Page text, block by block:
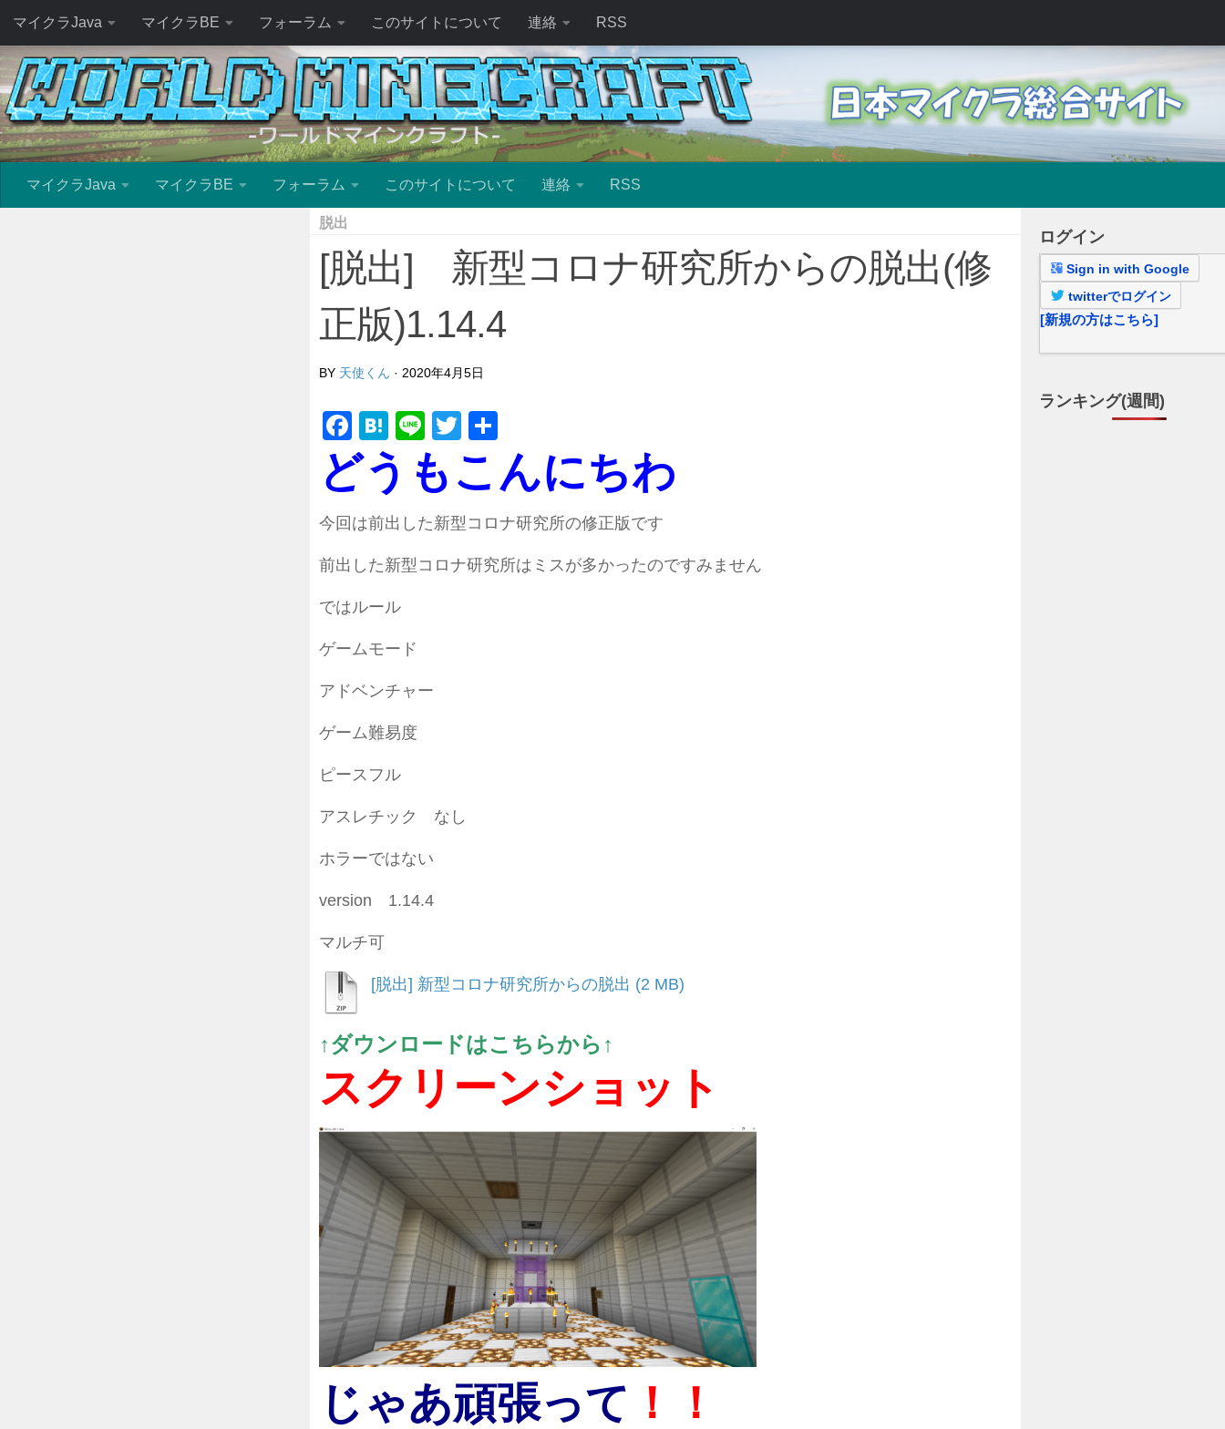
マイクラJava マイクラBE フォーラム このサイトについて 連絡 RSS
マイクラJava マイクラBE フォーラム このサイトについて 連絡 RSS
脱出
[脱出] 新型コロナ研究所からの脱出(修
正版)1.14.4
BY 天使くん · 2020年4月5日
Facebook
Hatena
LineTwitter
有
どうもこんにちわ
今回は前出した新型コロナ研究所の修正版です
前出した新型コロナ研究所はミスが多かったのですみません
ではルール
ゲームモード
アドベンチャー
ゲーム難易度
ピースフル
アスレチック なし
ホラーではない
version 1.14.4
マルチ可
[脱出] 新型コロナ研究所からの脱出
↑ダウンロードはこちらから↑
スクリーンショット
じゃあ頑張って ！！
ログイン
Sign in with Google
twitterでログイン
[新規の方はこちら]
ランキング(週間)